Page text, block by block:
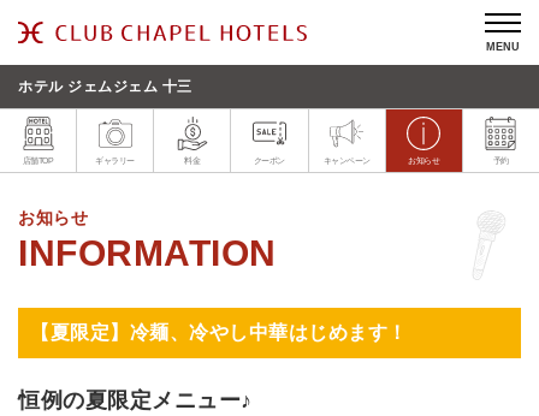
MENU
ホテル ジェムジェム 十三
店舗TOP ギャラリー 料金 クーポン キャンペーン お知らせ 予約
お知らせ
【夏限定】冷麺、冷やし中華はじめます！
恒例の夏限定メニュー♪